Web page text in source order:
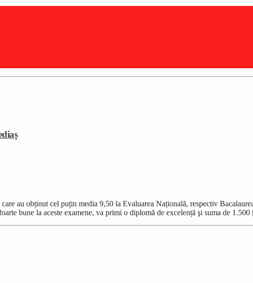
au obținut cel puțin media 9,50 la Evaluarea Națională, respectiv
bune la aceste examene, va primi o diplomă de excelență şi suma de